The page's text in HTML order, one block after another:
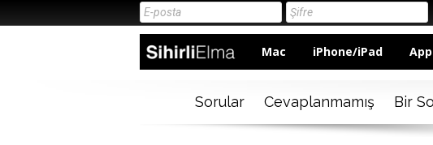
Mac iPhone/iPad
Sorular Cevaplanmamış Bir